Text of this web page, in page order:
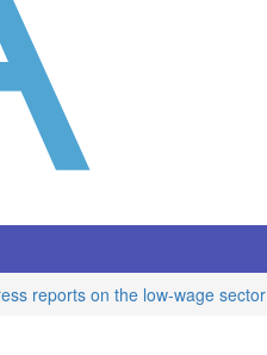
reports on the low-wage sector